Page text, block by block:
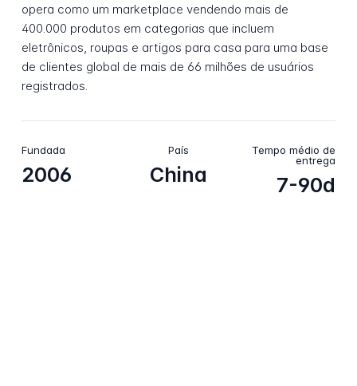
opera como um marketplace vendendo mais de
400.000 produtos em categorias que incluem
eletrônicos, roupas e artigos para casa para uma base
de clientes global de mais de 66 milhões de usuários
registrados.
Fundada
2006
País
China
Tempo médio de
entrega
7-90d